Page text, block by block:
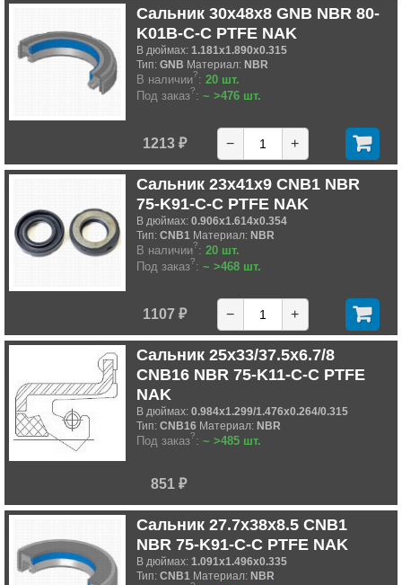
Сальник 30x48x8 GNB NBR 80-
K01B-C-C PTFE NAK
В дюймах: 1.181x1.890x0.315
Тип: GNB Материал: NBR
В наличии?: 20 шт.
Под заказ?: ~ >476 шт.
1213 ₽ − +
Сальник 23x41x9 CNB1 NBR
75-K91-C-C PTFE NAK
В дюймах: 0.906x1.614x0.354
Тип: CNB1 Материал: NBR
В наличии?: 20 шт.
Под заказ?: ~ >468 шт.
1107 ₽ − +
Сальник 25x33/37.5x6.7/8
CNB16 NBR 75-K11-C-C PTFE
NAK
В дюймах: 0.984x1.299/1.476x0.264/0.315
Тип: CNB16 Материал: NBR
Под заказ?: ~ >485 шт.
851 ₽
Сальник 27.7x38x8.5 CNB1
NBR 75-K91-C-C PTFE NAK
В дюймах: 1.091x1.496x0.335
Тип: CNB1 Материал: NBR